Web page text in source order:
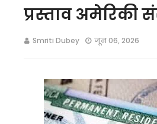
प्रस्ताव अमेरिकी
Smriti Dubey जून 06, 2026